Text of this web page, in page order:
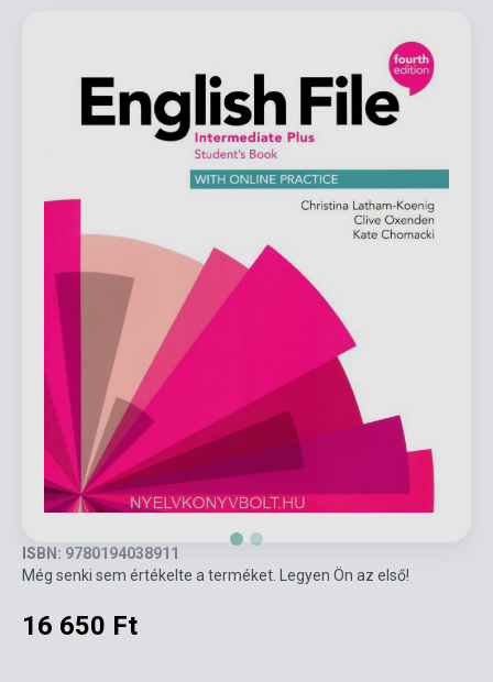
ISBN: 9780194038911
Még senki sem értékelte a terméket. Legyen Ön az első!
16 650 Ft